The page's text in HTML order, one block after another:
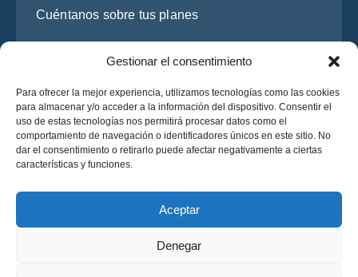
Gestionar el consentimiento
Para ofrecer la mejor experiencia, utilizamos tecnologías como las cookies
para almacenar y/o acceder a la información del dispositivo. Consentir el
uso de estas tecnologías nos permitirá procesar datos como el
comportamiento de navegación o identificadores únicos en este sitio. No
dar el consentimiento o retirarlo puede afectar negativamente a ciertas
características y funciones.
Aceptar
Denegar
He leído y acepto la
Solicite un presupuesto
Solicite un presupuesto